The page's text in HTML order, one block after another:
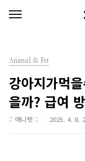
Animal & Pet
강아지가먹
을까? 급여
:: 애니펫 :: 2025. 4. 8.